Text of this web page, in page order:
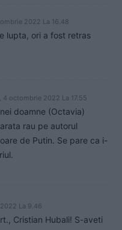
2022 La 16.48
lupta, ori a fost retras
4 octombrie 2022 La 17.55
doamne (Octavia)
rau pe autorul
de Putin. Se pare ca i-
La 9.46
Cristian Hubali! S-aveti